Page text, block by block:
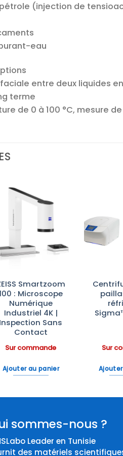
(injection de
eau
entre deux liquides
terme
de 0 à 100 °C, mesure
Ajouter
à la liste
Smartzoom
: Microscope
Numérique
Industriel 4K |
Inspection Sans
Contact
Sur commande
Ajouter au panier
Sur
sommes-nous ?
Leader en Tunisie
des matériels